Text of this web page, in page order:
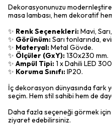
Dekorasyonunuzu
masa lambası, hem dekoratif
✨ Renk Seçenekleri:Mavi,
✨ Görünüm:Sarı tonlarında,
✨ Materyal:Metal Gövde.
✨ Ölçüler (GxY):130x230 mm.
✨ Ampül Tipi:1 x Dahili LED
✨ Koruma Sınıfı:IP20.
İç dekorasyon dünyasında fark
seçim. Hem stil sahibi hem de
Daha fazla seçeneği görmek için
ziyaret edebilirsiniz.